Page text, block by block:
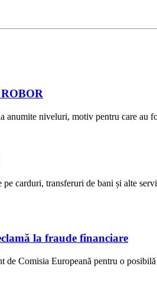
ROBOR
niveluri, motiv pentru care au
carduri, transferuri de bani și alte
la fraude financiare
de Comisia Europeană pentru o